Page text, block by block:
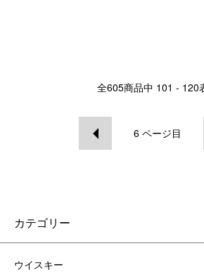
全605商品中 101 - 120
6 ページ目
カテゴリー
ウイスキー